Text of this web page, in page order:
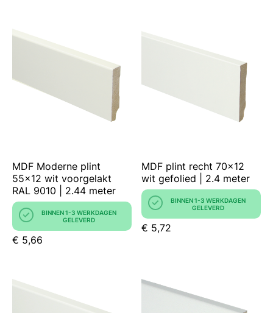
MDF Moderne plint
55x12 wit voorgelakt
RAL 9010 | 2.44 meter
BINNEN 1-3 WERKDAGEN
GELEVERD
€ 5,66
MDF plint recht 70x12
wit gefolied | 2.4 meter
BINNEN 1-3 WERKDAGEN
GELEVERD
€ 5,72